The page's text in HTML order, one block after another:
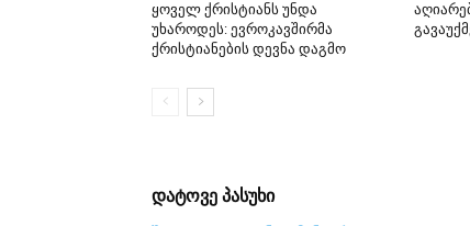
ყოველ ქრისტიანს უნდა
უხაროდეს: ევროკავშირმა
ქრისტიანების დევნა დაგმო
დატოვე პასუხი